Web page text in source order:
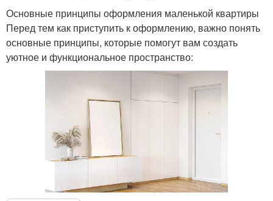
Основные принципы оформления маленькой квартиры
Перед тем как приступить к оформлению, важно понять
основные принципы, которые помогут вам создать
уютное и функциональное пространство: